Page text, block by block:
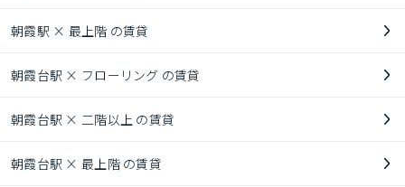
朝霞駅 × 最上階 の賃貸
朝霞台駅 × フローリング の賃貸
朝霞台駅 × 二階以上 の賃貸
朝霞台駅 × 最上階 の賃貸